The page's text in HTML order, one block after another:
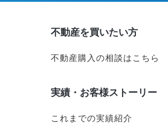
不動産を買いたい方
不動産購入の相談はこちら
実績・お客様ストーリー
これまでの実績紹介